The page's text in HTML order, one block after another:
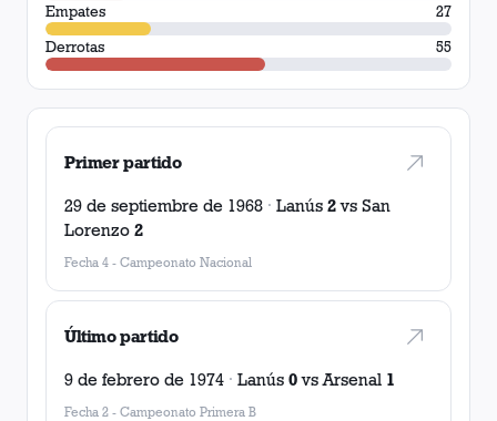
Empates
27
Derrotas
55
Primer partido
29 de septiembre de 1968 · Lanús 2vs San
Lorenzo 2
Fecha 4 - Campeonato Nacional
Último partido
9 de febrero de 1974 · Lanús 0vs Arsenal 1
Fecha 2 - Campeonato Primera B